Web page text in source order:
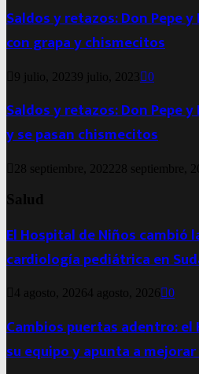
Saldos y retazos: Don Pepe
con grapa y chismecitos
9 julio, 20239 julio, 2023 0
Saldos y retazos: Don Pepe
y se pasan chismecitos
28 septiembre, 2022 28 septiembre,
Salud
El Hospital de Niños cambió
cardiología pediátrica en
4 agosto, 20264 agosto, 2026 0
Cambios puertas adentro:
su equipo y apunta a